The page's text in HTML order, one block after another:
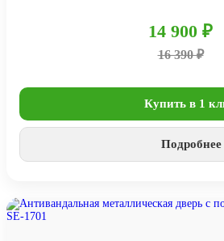
14 900 ₽
16 390 ₽
Купить в 1
Подробнее